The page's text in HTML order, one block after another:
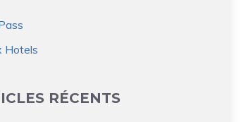
Hotels
RÉCENTS